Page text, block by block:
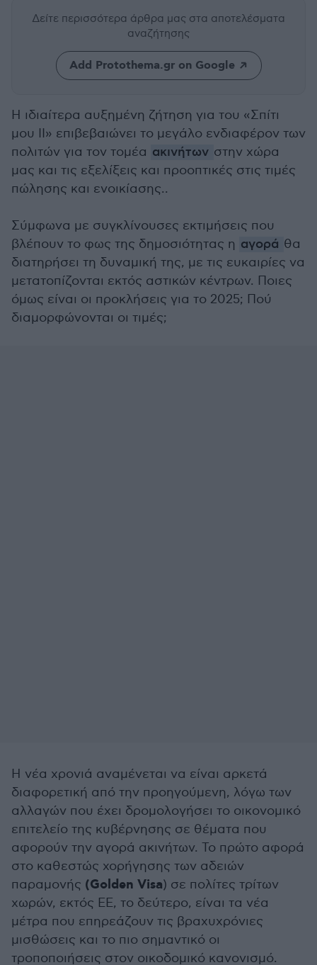
Δείτε περισσότερα άρθρα μας στα αποτελέσματα
αναζήτησης
Add Protothema.gr on Google
Η ιδιαίτερα αυξημένη ζήτηση για του «Σπίτι
μου ΙΙ» επιβεβαιώνει το μεγάλο ενδιαφέρον των
πολιτών για τον τομέα ακινήτων στην χώρα
μας και τις εξελίξεις και προοπτικές στις τιμές
πώλησης και ενοικίασης..
Σύμφωνα με συγκλίνουσες εκτιμήσεις που
βλέπουν το φως της δημοσιότητας η αγορά θα
διατηρήσει τη δυναμική της, με τις ευκαιρίες να
μετατοπίζονται εκτός αστικών κέντρων. Ποιες
όμως είναι οι προκλήσεις για το 2025; Πού
διαμορφώνονται οι τιμές;
Η νέα χρονιά αναμένεται να είναι αρκετά
διαφορετική από την προηγούμενη, λόγω των
αλλαγών που έχει δρομολογήσει το οικονομικό
επιτελείο της κυβέρνησης σε θέματα που
αφορούν την αγορά ακινήτων. Το πρώτο αφορά
στο καθεστώς χορήγησης των αδειών
παραμονής (Golden Visa) σε πολίτες τρίτων
χωρών, εκτός ΕΕ, το δεύτερο, είναι τα νέα
μέτρα που επηρεάζουν τις βραχυχρόνιες
μισθώσεις και το πιο σημαντικό οι
τροποποιήσεις στον οικοδομικό κανονισμό.